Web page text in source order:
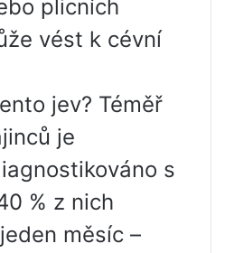
plicních
vést k cévní
jev? Téměř
je
s
% z nich
měsíc –